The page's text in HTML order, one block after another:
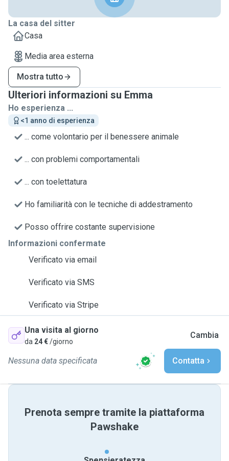
La casa del sitter
Casa
Media area esterna
Mostra tutto
Ulteriori informazioni su Emma
Ho esperienza ...
<1 anno di esperienza
... come volontario per il benessere animale
... con problemi comportamentali
... con toelettatura
Ho familiarità con le tecniche di addestramento
Posso offrire costante supervisione
Informazioni confermate
Verificato via email
Verificato via SMS
Verificato via Stripe
Una visita al giorno
da 24 €/giorno
Cambia
Nessuna data specificata Contatta
Prenota sempre tramite la piattaforma
Pawshake